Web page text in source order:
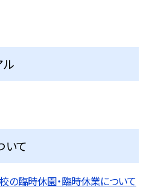
ル
いて
の臨時休園・臨時休業について